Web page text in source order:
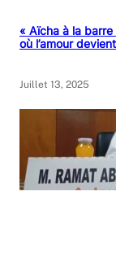
« Aïcha à la
où l’amour
Juillet 13, 2025